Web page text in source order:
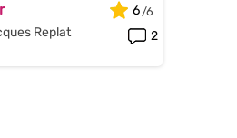
Replat
6
2